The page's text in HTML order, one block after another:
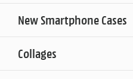
New Smartphone Cases
Collages